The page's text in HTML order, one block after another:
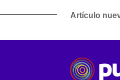
Artículo